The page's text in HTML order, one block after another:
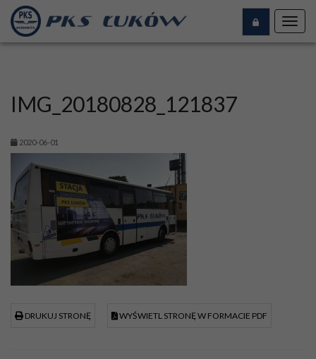
IMG_20180828_121837
2020-06-01
DRUKUJ STRONĘ WYŚWIETL STRONĘ W FORMACIE PDF